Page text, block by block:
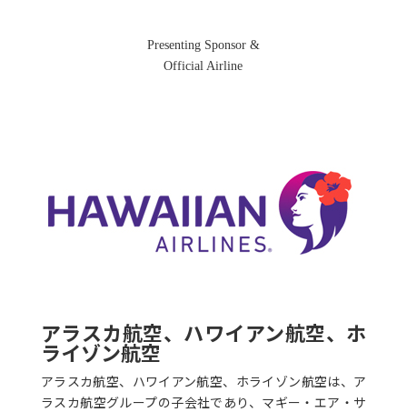
Presenting Sponsor &
Official Airline
アラスカ航空、ハワイアン航空、ホ
ライゾン航空
アラスカ航空、ハワイアン航空、ホライゾン航空は、ア
ラスカ航空グループの子会社であり、マギー・エア・サ